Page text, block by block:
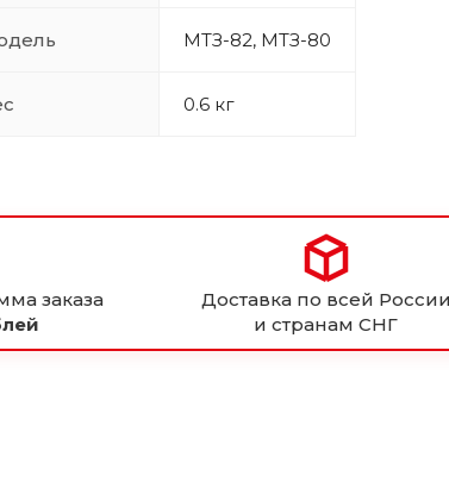
МТЗ-82, МТЗ-80
0.6 кг
заказа
Доставка по всей
и странам СНГ